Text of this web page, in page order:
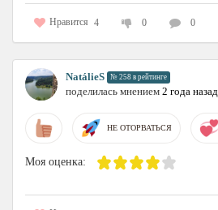
Нравится 4 0 0
NatálieS № 258 в рейтинге
поделилась мнением 2 года назад
НЕ ОТОРВАТЬСЯ
Моя оценка: